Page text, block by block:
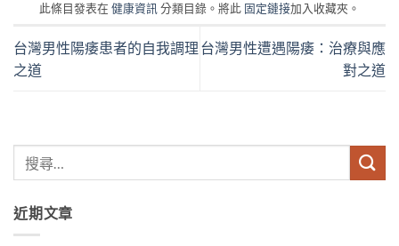
此條目發表在 健康資訊分類目錄。將此 固定鏈接加入收藏夾。
台灣男性陽痿患者的自我調理
之道
台灣男性遭遇陽痿：治療與應
對之道
近期文章